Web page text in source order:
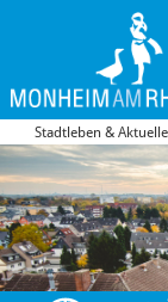
Stadtleben &